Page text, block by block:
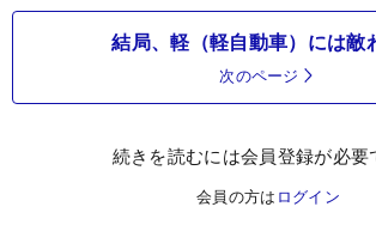
結局、軽（軽自動車）には敵
次のページ
続きを読むには会員登録が必要
会員の方は ログイン